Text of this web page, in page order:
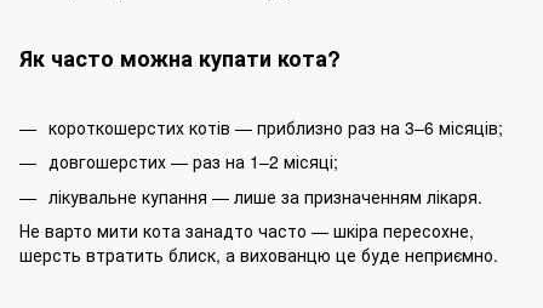
Як часто можна купати кота?
короткошерстих котів — приблизно раз на 3–6 місяців;
довгошерстих — раз на 1–2 місяці;
лікувальне купання — лише за призначенням лікаря.
Не варто мити кота занадто часто — шкіра пересохне,
шерсть втратить блиск, а вихованцю це буде неприємно.